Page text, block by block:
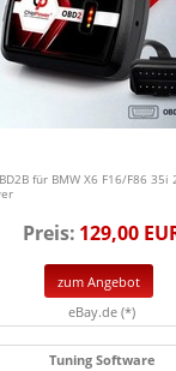
für BMW X6 F16/F86
Preis: 129,00
zum Angebot
eBay.de (*)
Tuning Software